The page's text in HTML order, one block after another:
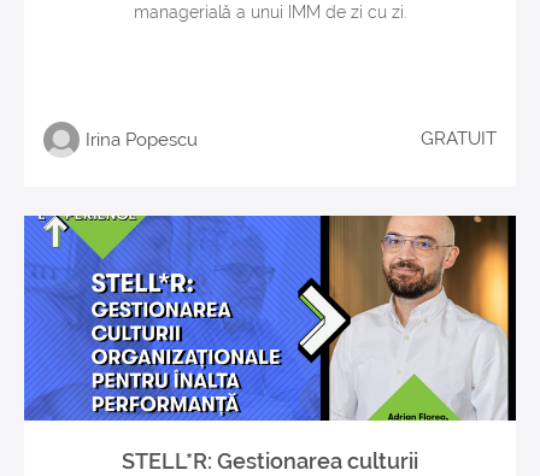
managerială a unui IMM de zi cu zi.
Irina Popescu GRATUIT
STELL*R: Gestionarea culturii